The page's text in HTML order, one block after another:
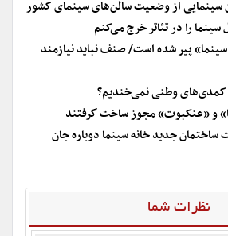
سینمایی از وضعیت سالن‌های سینمای کشور
را در تئاتر خرج می‌کنم
پیر شده است/ صنف نباید نیازمند
کمدی‌‌های وطنی نمی‌خندیم؟
ساختمان جدید خانه سینما دوباره جان
نظرات شما